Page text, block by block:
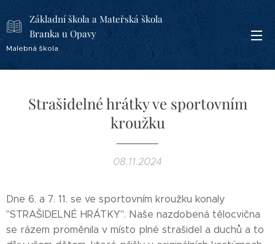
Základní škola a Mateřská škola
Branka u Opavy
Malebná škola
Strašidelné hrátky ve sportovním
kroužku
08.11.2024
Dne 6. a 7. 11. se ve sportovním kroužku konaly
"STRAŠIDELNÉ HRÁTKY". Naše nazdobená tělocvična
se rázem proměnila v místo plné strašidel a duchů a to